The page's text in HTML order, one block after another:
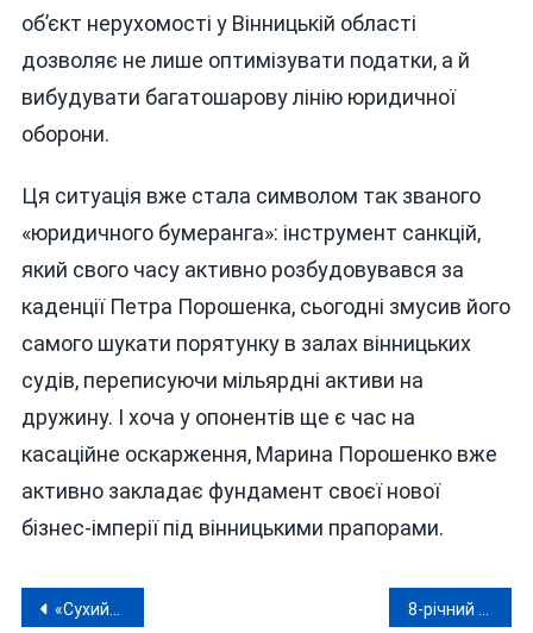
об’єкт нерухомості у Вінницькій області
дозволяє не лише оптимізувати податки, а й
вибудувати багатошарову лінію юридичної
оборони.
Ця ситуація вже стала символом так званого
«юридичного бумеранга»: інструмент санкцій,
який свого часу активно розбудовувався за
каденції Петра Порошенка, сьогодні змусив його
самого шукати порятунку в залах вінницьких
судів, переписуючи мільярдні активи на
дружину. І хоча у опонентів ще є час на
касаційне оскарження, Марина Порошенко вже
активно закладає фундамент своєї нової
бізнес-імперії під вінницькими прапорами.
Навігація
«Сухий» вівторок: чому Вінниця залишилася без води 8-річний вінничанин став «живою енциклопедією» Євробачення